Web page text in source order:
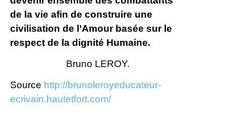
de la vie afin de construire une
civilisation de l’Amour basée sur le
respect de la dignité Humaine.
Bruno LEROY.
Source http://brunoleroyeducateur-
ecrivain.hautetfort.com/